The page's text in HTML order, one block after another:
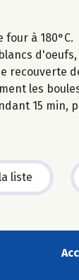
à 180°C.
recouverte
les
15 min,
liste